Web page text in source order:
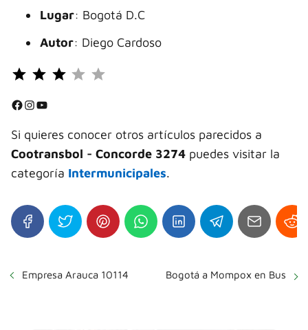
Lugar: Bogotá D.C
Autor: Diego Cardoso
⭐
⭐
Facebook InstagramYouTube
Si quieres conocer otros artículos parecidos a
Cootransbol - Concorde 3274 puedes visitar la
categoría Intermunicipales.
Empresa Arauca 10114 Bogotá a Mompox en Bus